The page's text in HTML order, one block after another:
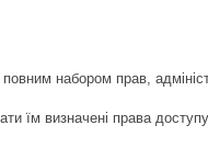
набором прав,
їм визначені права